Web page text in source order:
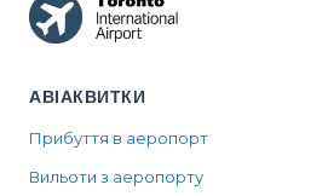
АВІАКВИТКИ
Прибуття в аеропорт
Вильоти з аеропорту